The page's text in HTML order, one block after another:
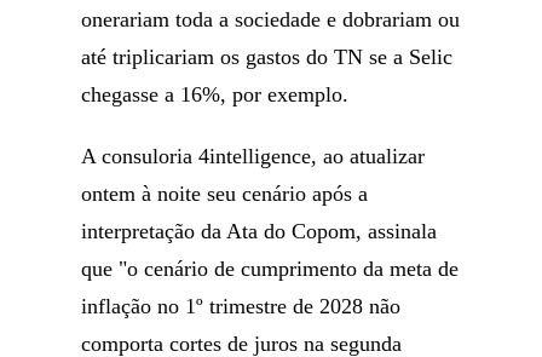
onerariam toda a sociedade e dobrariam ou
até triplicariam os gastos do TN se a Selic
chegasse a 16%, por exemplo.
A consuloria 4intelligence, ao atualizar
ontem à noite seu cenário após a
interpretação da Ata do Copom, assinala
que "o cenário de cumprimento da meta de
inflação no 1º trimestre de 2028 não
comporta cortes de juros na segunda